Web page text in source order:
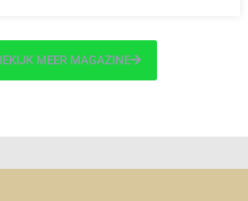
MEER MAGAZINE